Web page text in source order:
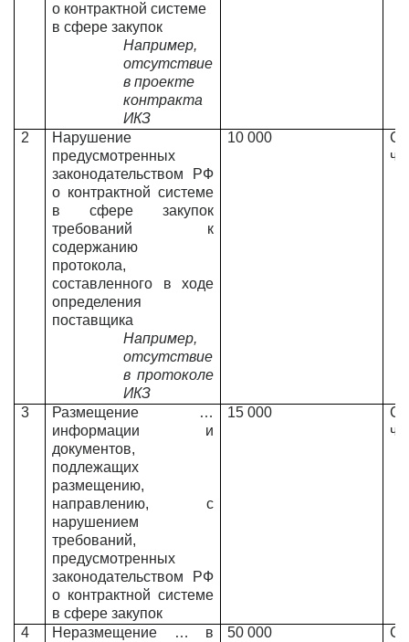
о контрактной системе
в сфере закупок
Например,
отсутствие
в проекте
контракта
ИКЗ
2
Нарушение
предусмотренных
законодательством РФ
о контрактной системе
в сфере закупок
требований к
содержанию
протокола,
составленного в ходе
определения
поставщика
Например,
отсутствие
в протоколе
ИКЗ
10 000
3
Размещение …
информации и
документов,
подлежащих
размещению,
направлению, с
нарушением
требований,
предусмотренных
законодательством РФ
о контрактной системе
в сфере закупок
15 000
4
Неразмещение … в
50 000